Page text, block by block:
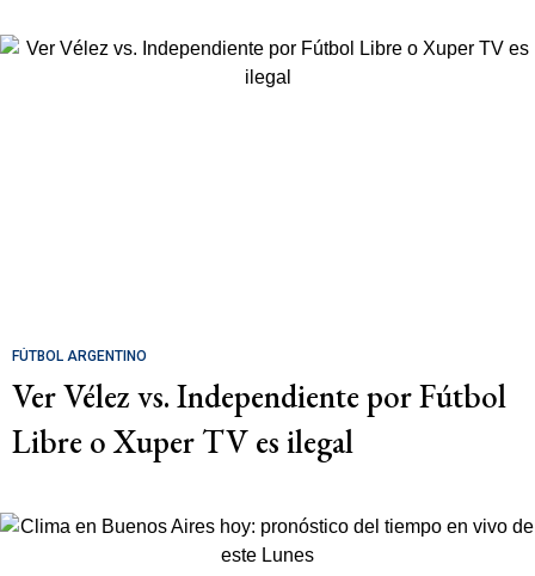
FÚTBOL ARGENTINO
Ver Vélez vs. Independiente por Fútbol
Libre o Xuper TV es ilegal